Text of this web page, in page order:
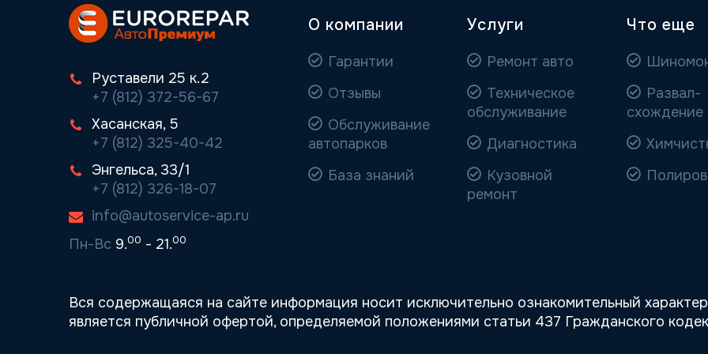
Руставели 25 к.2
+7 (812) 372-56-67
Хасанская, 5
+7 (812) 325-40-42
Энгельса, 33/1
+7 (812) 326-18-07
info@autoservice-ap.ru
Пн-Вс 9.00 - 21.00
О компании
Гарантии
Отзывы
Обслуживание
автопарков
База знаний
Услуги
Ремонт авто
Техническое
обслуживание
Диагностика
Кузовной
ремонт
Что еще
Развал-
схождение
Вся содержащаяся на сайте информация носит исключительно ознакомительный
является публичной офертой, определяемой положениями статьи 437 Гражданского